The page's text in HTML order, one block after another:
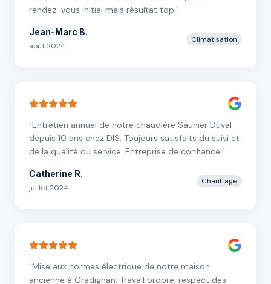
rendez-vous initial mais résultat top."
Jean-Marc B.
août 2024
Climatisation
"Entretien annuel de notre chaudière Saunier Duval
depuis 10 ans chez DIS. Toujours satisfaits du suivi et
de la qualité du service. Entreprise de confiance."
Catherine R.
juillet 2024
Chauffage
"Mise aux normes électrique de notre maison
ancienne à Gradignan. Travail propre, respect des